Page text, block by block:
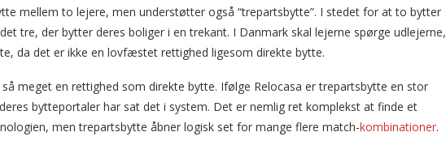
mellem to lejere, men understøtter også “trepartsbytte”. I stedet for at to bytter
tre, der bytter deres boliger i en trekant. I Danmark skal lejerne spørge udlejerne,
da det er ikke en lovfæstet rettighed ligesom direkte bytte.
meget en rettighed som direkte bytte. Ifølge Relocasa er trepartsbytte en stor
bytteportaler har sat det i system. Det er nemlig ret komplekst at finde et
men trepartsbytte åbner logisk set for mange flere match-kombinationer.